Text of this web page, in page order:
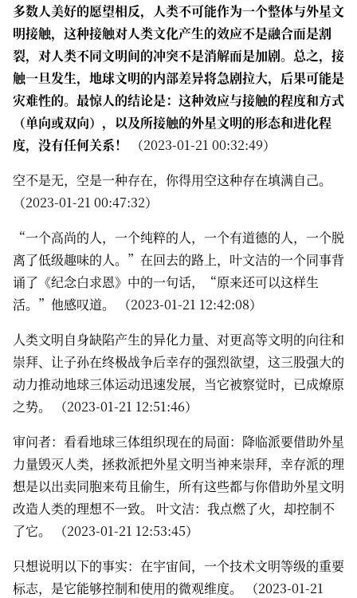
多数人美好的愿望相反，人类不可能作为一个整体与外星文
明接触，这种接触对人类文化产生的效应不是融合而是割
裂，对人类不同文明间的冲突不是消解而是加剧。总之，接
触一旦发生，地球文明的内部差异将急剧拉大，后果可能是
灾难性的。最惊人的结论是：这种效应与接触的程度和方式
（单向或双向），以及所接触的外星文明的形态和进化程
度，没有任何关系！
（2023-01-21 00:32:49）
空不是无，空是一种存在，你得用空这种存在填满自己。
（2023-01-21 00:47:32）
“一个高尚的人，一个纯粹的人，一个有道德的人，一个脱
离了低级趣味的人。”在回去的路上，叶文洁的一个同事背
诵了《纪念白求恩》中的一句话，“原来还可以这样生
活。”他感叹道。 （2023-01-21 12:42:08）
人类文明自身缺陷产生的异化力量、对更高等文明的向往和
崇拜、让子孙在终极战争后幸存的强烈欲望，这三股强大的
动力推动地球三体运动迅速发展，当它被察觉时，已成燎原
之势。 （2023-01-21 12:51:46）
审问者：看看地球三体组织现在的局面：降临派要借助外星
力量毁灭人类，拯救派把外星文明当神来崇拜，幸存派的理
想是以出卖同胞来苟且偷生，所有这些都与你借助外星文明
改造人类的理想不一致。 叶文洁：我点燃了火，却控制不
了它。 （2023-01-21 12:53:45）
只想说明以下的事实：在宇宙间，一个技术文明等级的重要
标志，是它能够控制和使用的微观维度。 （2023-01-21